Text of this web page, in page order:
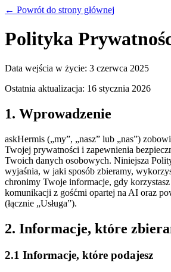
← Powrót do strony głównej
Polityka
Data wejścia w życie: 3 czerwca 2025
Ostatnia aktualizacja: 16 stycznia 2026
1. Wprowadzenie
askHermis („my”, „nasz” lub „nas”)
Twojej prywatności i zapewnienia
Twoich danych osobowych. Niniejsza
wyjaśnia, w jaki sposób zbieramy,
chronimy Twoje informacje, gdy
komunikacji z gośćmi opartej na AI oraz
(łącznie „Usługa”).
2. Informacje, które
2.1 Informacje, które podajesz